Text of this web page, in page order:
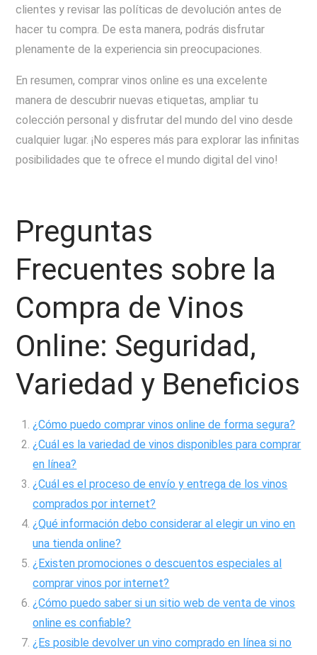
clientes y revisar las políticas de devolución antes de
hacer tu compra. De esta manera, podrás disfrutar
plenamente de la experiencia sin preocupaciones.
En resumen, comprar vinos online es una excelente
manera de descubrir nuevas etiquetas, ampliar tu
colección personal y disfrutar del mundo del vino desde
cualquier lugar. ¡No esperes más para explorar las infinitas
posibilidades que te ofrece el mundo digital del vino!
Preguntas
Frecuentes sobre la
Compra de Vinos
Online: Seguridad,
Variedad y Beneficios
¿Cómo puedo comprar vinos online de forma segura?
¿Cuál es la variedad de vinos disponibles para comprar
en línea?
¿Cuál es el proceso de envío y entrega de los vinos
comprados por internet?
¿Qué información debo considerar al elegir un vino en
una tienda online?
¿Existen promociones o descuentos especiales al
comprar vinos por internet?
¿Cómo puedo saber si un sitio web de venta de vinos
online es confiable?
¿Es posible devolver un vino comprado en línea si no